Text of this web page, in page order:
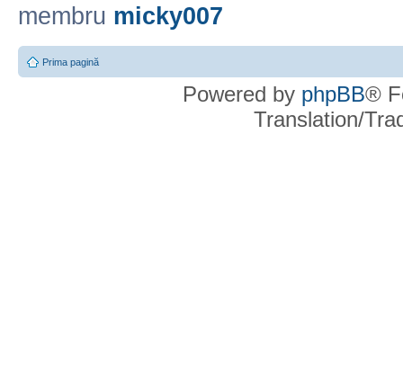
membru micky007
Prima pagină
Powered by phpBB®
Translation/